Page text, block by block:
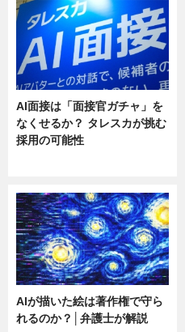
AI面接は「面接官ガチャ」を
なくせるか？ タレスカが挑む
採用の可能性
AIが描いた絵は著作権で守ら
れるのか？│弁護士が解説